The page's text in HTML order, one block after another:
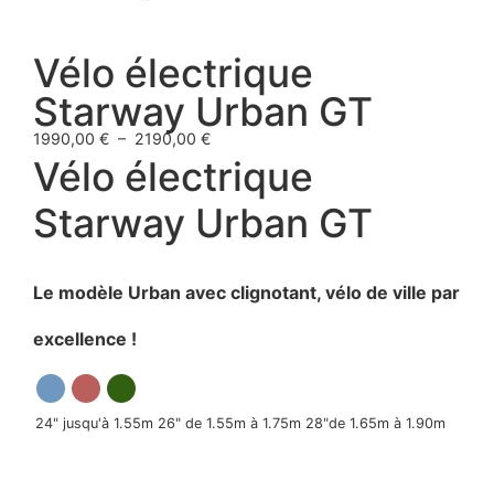
Vélo électrique
Starway Urban GT
1990,00€ – 2190,00€
Vélo électrique
Starway Urban GT
Le modèle Urban avec clignotant, vélo de ville par
excellence !
24" jusqu'à 1.55m 26" de 1.55m à 1.75m 28"de 1.65m à 1.90m